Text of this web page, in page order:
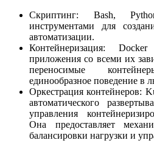
Скриптинг: Bash,
инструментами для
автоматизации.
Контейнеризация:
приложения со всеми их
переносимые
единообразное поведение в
Оркестрация контейнеров:
автоматического
управления
Она предоставляет
балансировки нагрузки и